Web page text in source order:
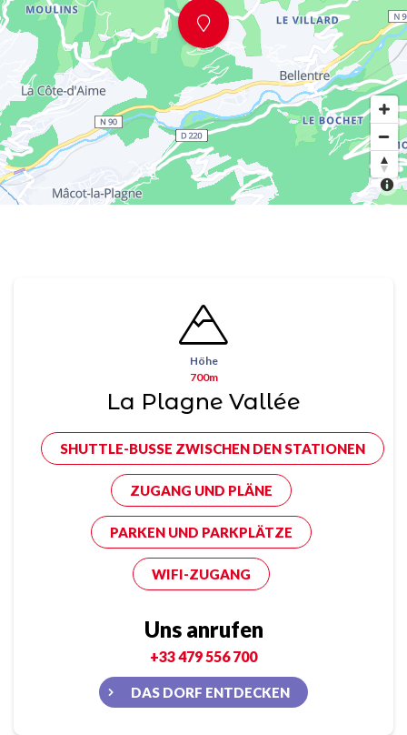
Höhe
700m
La Plagne Vallée
SHUTTLE-BUSSE ZWISCHEN DEN STATIONEN
ZUGANG UND PLÄNE
PARKEN UND PARKPLÄTZE
WIFI-ZUGANG
Uns anrufen
+33 479 556 700
DAS DORF ENTDECKEN